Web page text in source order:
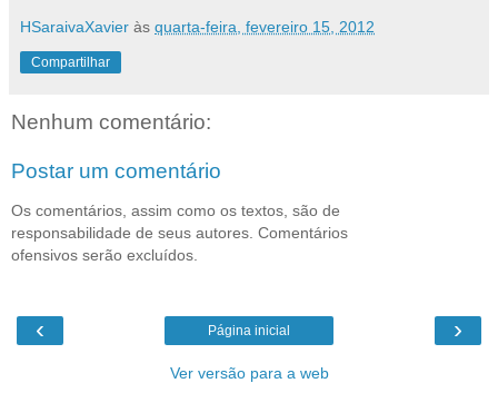
HSaraivaXavier às quarta-feira, fevereiro 15, 2012
Compartilhar
Nenhum comentário:
Postar um comentário
Os comentários, assim como os textos, são de
responsabilidade de seus autores. Comentários
ofensivos serão excluídos.
‹ ›
Página inicial
Ver versão para a web